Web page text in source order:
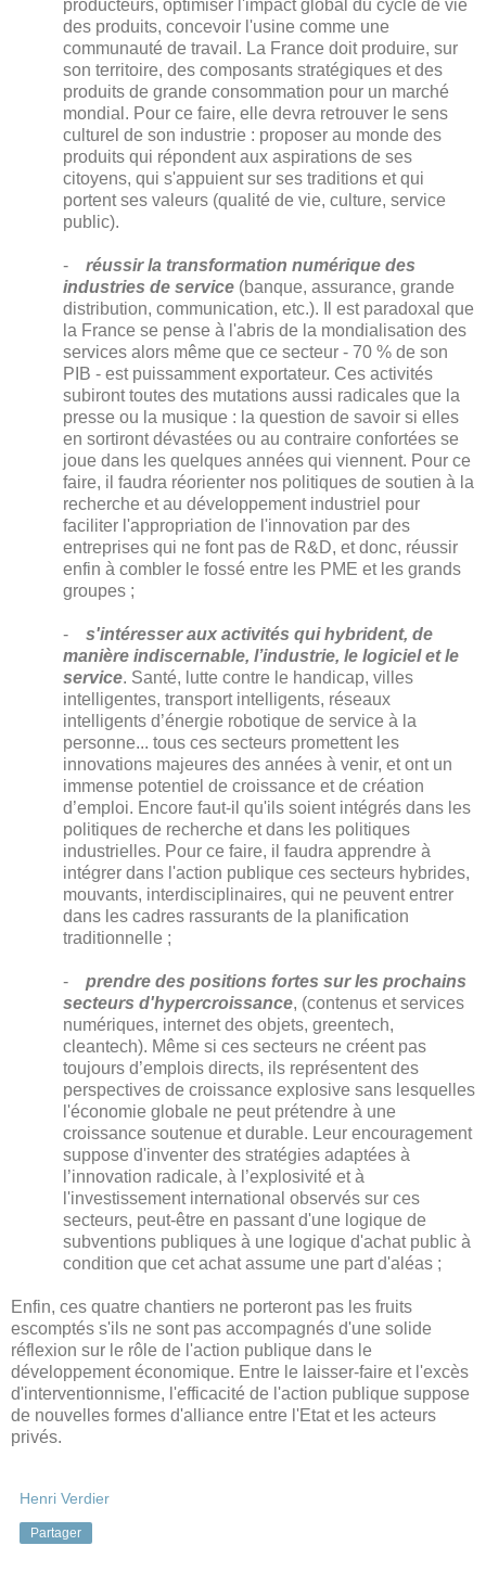
producteurs, optimiser l'impact global du cycle de vie
des produits, concevoir l'usine comme une
communauté de travail. La France doit produire, sur
son territoire, des composants stratégiques et des
produits de grande consommation pour un marché
mondial. Pour ce faire, elle devra retrouver le sens
culturel de son industrie : proposer au monde des
produits qui répondent aux aspirations de ses
citoyens, qui s'appuient sur ses traditions et qui
portent ses valeurs (qualité de vie, culture, service
public).
-
réussir la transformation numérique des
industries de service (banque, assurance, grande
distribution, communication, etc.). Il est paradoxal que
la France se pense à l'abris de la mondialisation des
services alors même que ce secteur - 70 % de son
PIB - est puissamment exportateur. Ces activités
subiront toutes des mutations aussi radicales que la
presse ou la musique : la question de savoir si elles
en sortiront dévastées ou au contraire confortées se
joue dans les quelques années qui viennent. Pour ce
faire, il faudra réorienter nos politiques de soutien à la
recherche et au développement industriel pour
faciliter l'appropriation de l'innovation par des
entreprises qui ne font pas de R&D, et donc, réussir
enfin à combler le fossé entre les PME et les grands
groupes ;
- s'intéresser aux activités qui hybrident, de
manière indiscernable, l’industrie, le logiciel et le
service. Santé, lutte contre le handicap, villes
intelligentes, transport intelligents, réseaux
intelligents d’énergie robotique de service à la
personne... tous ces secteurs promettent les
innovations majeures des années à venir, et ont un
immense potentiel de croissance et de création
d’emploi. Encore faut-il qu'ils soient intégrés dans les
politiques de recherche et dans les politiques
industrielles. Pour ce faire, il faudra apprendre à
intégrer dans l'action publique ces secteurs hybrides,
mouvants, interdisciplinaires, qui ne peuvent entrer
dans les cadres rassurants de la planification
traditionnelle ;
- prendre des positions fortes sur les prochains
secteurs d'hypercroissance, (contenus et services
numériques, internet des objets, greentech,
cleantech). Même si ces secteurs ne créent pas
toujours d’emplois directs, ils représentent des
perspectives de croissance explosive sans lesquelles
l'économie globale ne peut prétendre à une
croissance soutenue et durable. Leur encouragement
suppose d'inventer des stratégies adaptées à
l’innovation radicale, à l’explosivité et à
l'investissement international observés sur ces
secteurs, peut-être en passant d'une logique de
subventions publiques à une logique d'achat public à
condition que cet achat assume une part d'aléas ;
Enfin, ces quatre chantiers ne porteront pas les fruits
escomptés s'ils ne sont pas accompagnés d'une solide
réflexion sur le rôle de l'action publique dans le
développement économique. Entre le laisser-faire et l'excès
d'interventionnisme, l'efficacité de l'action publique suppose
de nouvelles formes d'alliance entre l'Etat et les acteurs
privés.
Henri Verdier
Partager